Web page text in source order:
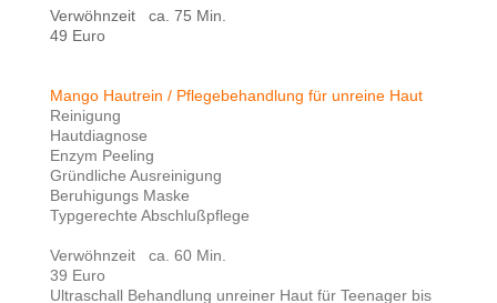
Verwöhnzeit ca. 75 Min.
49 Euro
Mango Hautrein / Pflegebehandlung für unreine Haut
Reinigung
Hautdiagnose
Enzym Peeling
Gründliche Ausreinigung
Beruhigungs Maske
Typgerechte Abschlußpflege
Verwöhnzeit ca. 60 Min.
39 Euro
Ultraschall Behandlung unreiner Haut für Teenager bis